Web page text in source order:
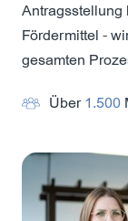
Antragsstellung
Fördermittel -
gesamten
Über 1.500